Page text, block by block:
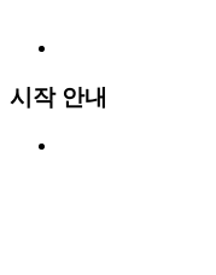
시작 안내